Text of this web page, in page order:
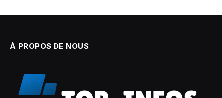
À PROPOS DE NOUS